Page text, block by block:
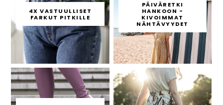
4X VASTUULLISET
FARKUT PITKILLE
PÄIVÄRETKI
HANKOON -
KIVOIMMAT
NÄHTÄVYYDET